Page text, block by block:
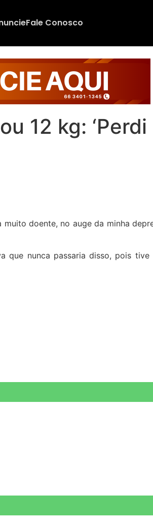
Fale Conosco
12 kg:
muito doente, no auge da minha
nunca passaria disso, pois tive